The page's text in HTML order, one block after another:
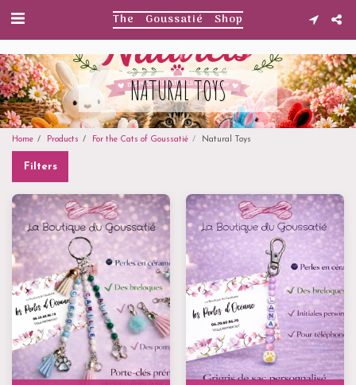
The Goussatié Shop
NATURAL TOYS
Home Products For the Cats of Goussatié Natural Toys
Filters